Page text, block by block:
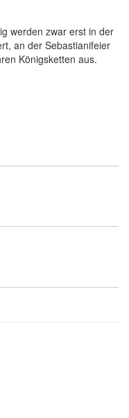
werden zwar erst in der
an der Sebastianifeier
Königsketten aus.